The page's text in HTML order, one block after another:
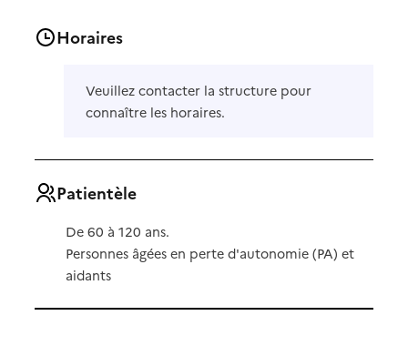
Horaires
Veuillez contacter la structure pour
connaître les horaires.
Patientèle
De 60 à 120 ans.
Personnes âgées en perte d'autonomie (PA) et
aidants